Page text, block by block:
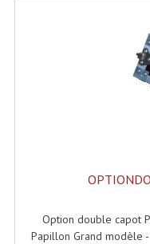
Haut-
Haut-
Moteurs
Option double capot
Papillon Grand modèle